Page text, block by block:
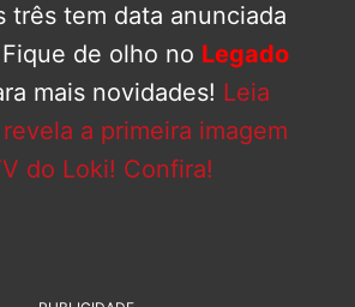
três tem data anunciada
de olho no Legado
mais novidades! Leia
a primeira imagem
do Loki! Confira!